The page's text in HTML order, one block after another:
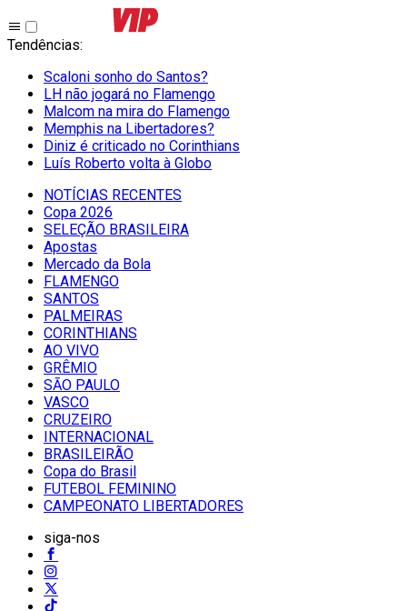
Tendências:
Scaloni sonho do Santos?
LH não jogará no Flamengo
Malcom na mira do Flamengo
Memphis na Libertadores?
Diniz é criticado no Corinthians
Luís Roberto volta à Globo
NOTÍCIAS RECENTES
Copa 2026
SELEÇÃO BRASILEIRA
Apostas
Mercado da Bola
FLAMENGO
SANTOS
PALMEIRAS
CORINTHIANS
AO VIVO
GRÊMIO
SĀO PAULO
VASCO
CRUZEIRO
INTERNACIONAL
BRASILEIRÃO
Copa do Brasil
FUTEBOL FEMININO
CAMPEONATO LIBERTADORES
siga-nos